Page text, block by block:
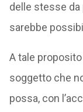
delle stesse
sarebbe
A tale
soggetto che
possa, con